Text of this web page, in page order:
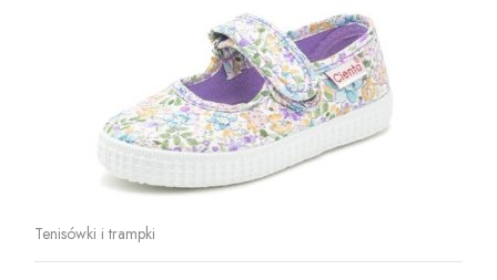
Tenisówki i trampki